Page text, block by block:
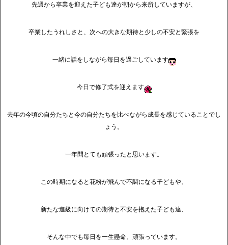
先週から卒業を迎えた子ども達が朝から来所していますが、
卒業したうれしさと、次への大きな期待と少しの不安と緊張を
一緒に話をしながら毎日を過ごしています
今日で修了式を迎えます
去年の今頃の自分たちと今の自分たちを比べながら成長を感じていることでし
ょう。
一年間とても頑張ったと思います。
この時期になると花粉が飛んで不調になる子どもや、
新たな進級に向けての期待と不安を抱えた子ども達、
そんな中でも毎日を一生懸命、頑張っています。